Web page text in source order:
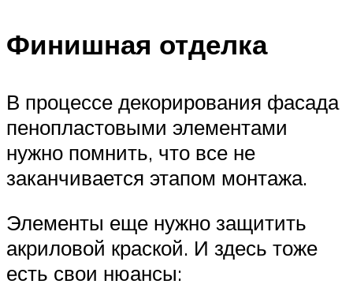
Финишная отделка
В процессе декорирования фасада
пенопластовыми элементами
нужно помнить, что все не
заканчивается этапом монтажа.
Элементы еще нужно защитить
акриловой краской. И здесь тоже
есть свои нюансы: